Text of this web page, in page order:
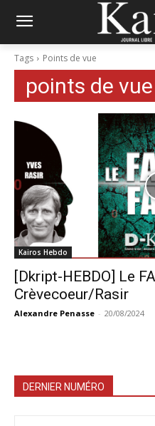
Tags Points de vue
points de vue
Kairos Hebdo
[Dkript-HEBDO] Le
Crèvecoeur/Rasir
Alexandre Penasse - 20/08/2024
DERNIER NUMÉRO